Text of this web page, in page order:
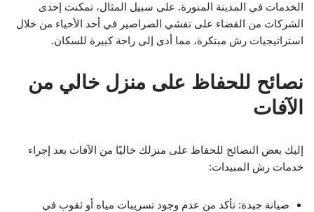
الخدمات في المدينة المنورة. على سبيل المثال، تمكنت إحدى
الشركات من القضاء على تفشي الصراصير في أحد الأحياء من خلال
استراتيجيات رش مبتكرة، مما أدى إلى راحة كبيرة للسكان.
نصائح للحفاظ على منزل خالي من
الآفات
إليك بعض النصائح للحفاظ على منزلك خاليًا من الآفات بعد إجراء
خدمات رش المبيدات:
صيانة جيدة: تأكد من عدم وجود تسريبات مياه أو ثقوب في